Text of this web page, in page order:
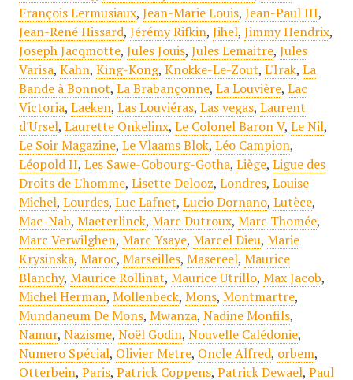
François Lermusiaux, Jean-Marie Louis, Jean-Paul III,
Jean-René Hissard, Jérémy Rifkin, Jihel, Jimmy Hendrix,
Joseph Jacqmotte, Jules Jouis, Jules Lemaitre, Jules
Varisa, Kahn, King-Kong, Knokke-Le-Zout, L'Irak, La
Bande à Bonnot, La Brabançonne, La Louvière, Lac
Victoria, Laeken, Las Louviéras, Las vegas, Laurent
d'Ursel, Laurette Onkelinx, Le Colonel Baron V, Le Nil,
Le Soir Magazine, Le Vlaams Blok, Léo Campion,
Léopold II, Les Sawe-Cobourg-Gotha, Liège, Ligue des
Droits de L'homme, Lisette Delooz, Londres, Louise
Michel, Lourdes, Luc Lafnet, Lucio Dornano, Lutèce,
Mac-Nab, Maeterlinck, Marc Dutroux, Marc Thomée,
Marc Verwilghen, Marc Ysaye, Marcel Dieu, Marie
Krysinska, Maroc, Marseilles, Masereel, Maurice
Blanchy, Maurice Rollinat, Maurice Utrillo, Max Jacob,
Michel Herman, Mollenbeck, Mons, Montmartre,
Mundaneum De Mons, Mwanza, Nadine Monfils,
Namur, Nazisme, Noël Godin, Nouvelle Calédonie,
Numero Spécial, Olivier Metre, Oncle Alfred, orbem,
Otterbein, Paris, Patrick Coppens, Patrick Dewael, Paul